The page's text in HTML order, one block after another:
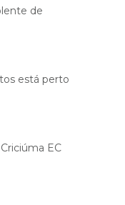
de
está perto
EC